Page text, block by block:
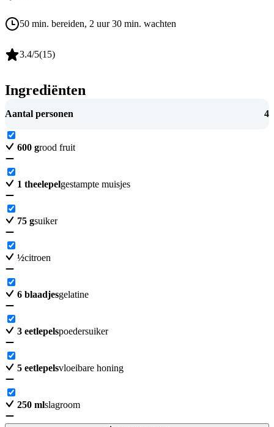
50 min. bereiden, 2 uur 30 min. wachten
3.4/5(15)
Ingrediënten
Aantal personen 4
600 grood fruit
1 theelepelgestampte muisjes
75 gsuiker
½citroen
6 blaadjesgelatine
3 eetlepelspoedersuiker
5 eetlepelsvloeibare honing
250 mlslagroom